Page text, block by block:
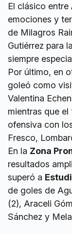
El clásico entre
emociones y
de Milagros
Gutiérrez para
siempre
Por último, en
goleó como
Valentina
mientras que
ofensiva con
Fresco,
En la Zona
resultados
superó a
de goles de
(2), Araceli
Sánchez y